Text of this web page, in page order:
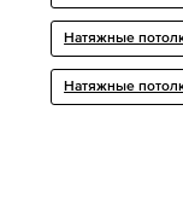
Натяжные
Натяжные